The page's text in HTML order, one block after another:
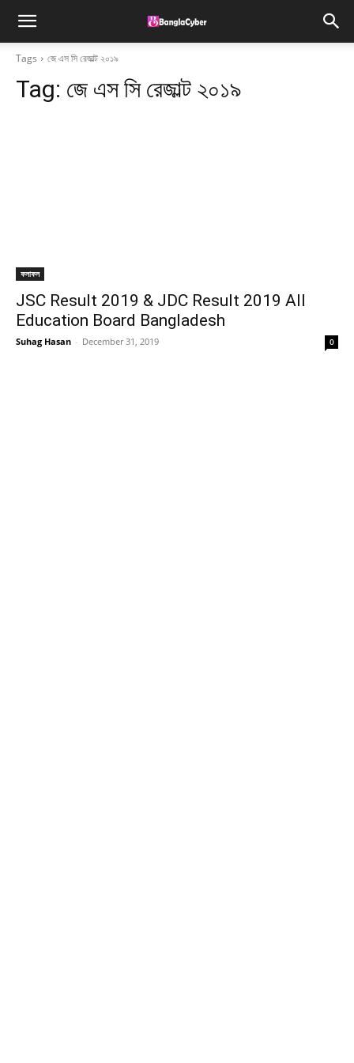
Tags জে এস সি রেজাল্ট ২০১৯
Tag: জে এস সি রেজাল্ট ২০১৯
ফলাফল
JSC Result 2019 & JDC Result 2019 All
Education Board Bangladesh
Suhag Hasan - December 31, 2019 0